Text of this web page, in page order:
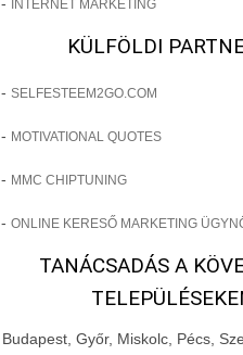
INTERNET MARKETING
KÜLFÖLDI
- SELFESTEEM2GO.COM
- MOTIVATIONAL QUOTES
- MMC CHIPTUNING
- ONLINE KERESŐ MARKETING
TANÁCSADÁS A
Budapest, Győr, Miskolc, Pécs,